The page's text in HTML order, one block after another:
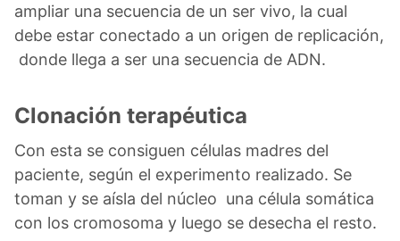
ampliar una secuencia de un ser vivo, la cual
debe estar conectado a un origen de replicación,
donde llega a ser una secuencia de ADN.
Clonación terapéutica
Con esta se consiguen células madres del
paciente, según el experimento realizado. Se
toman y se aísla del núcleo una célula somática
con los cromosoma y luego se desecha el resto.